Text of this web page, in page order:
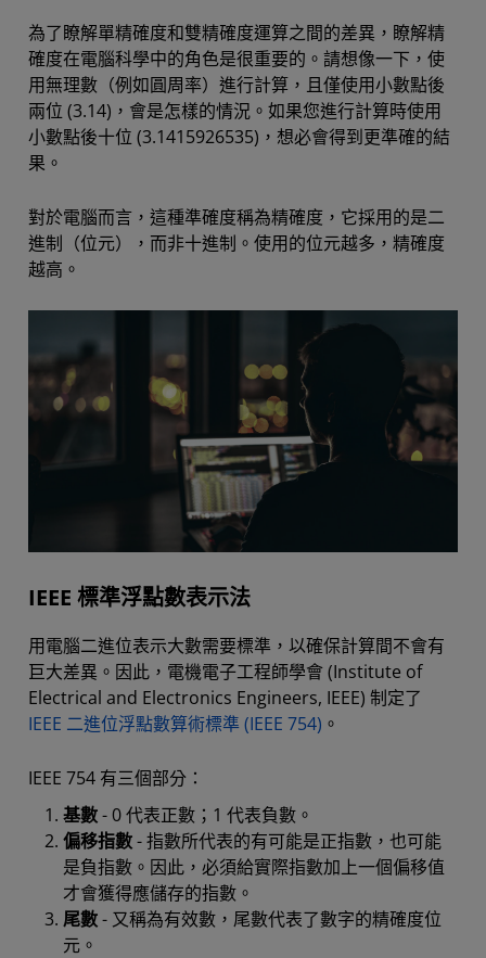
為了瞭解單精確度和雙精確度運算之間的差異，瞭解精
確度在電腦科學中的角色是很重要的。請想像一下，使
用無理數（例如圓周率）進行計算，且僅使用小數點後
兩位 (3.14)，會是怎樣的情況。如果您進行計算時使用
小數點後十位 (3.1415926535)，想必會得到更準確的結
果。
對於電腦而言，這種準確度稱為精確度，它採用的是二
進制（位元），而非十進制。使用的位元越多，精確度
越高。
IEEE 標準浮點數表示法
用電腦二進位表示大數需要標準，以確保計算間不會有
巨大差異。因此，電機電子工程師學會 (Institute of
Electrical and Electronics Engineers, IEEE) 制定了
IEEE 二進位浮點數算術標準 (IEEE 754) 。
IEEE 754 有三個部分：
基數- 0 代表正數；1 代表負數。
偏移指數- 指數所代表的有可能是正指數，也可能
是負指數。因此，必須給實際指數加上一個偏移值
才會獲得應儲存的指數。
尾數- 又稱為有效數，尾數代表了數字的精確度位
元。